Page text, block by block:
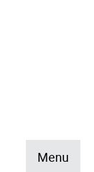
Menu